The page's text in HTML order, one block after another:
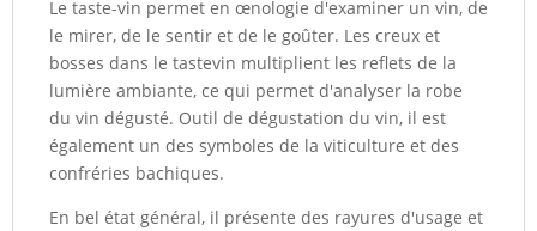
Le taste-vin permet en œnologie d'examiner un vin, de
le mirer, de le sentir et de le goûter. Les creux et
bosses dans le tastevin multiplient les reflets de la
lumière ambiante, ce qui permet d'analyser la robe
du vin dégusté. Outil de dégustation du vin, il est
également un des symboles de la viticulture et des
confréries bachiques.
En bel état général, il présente des rayures d'usage et